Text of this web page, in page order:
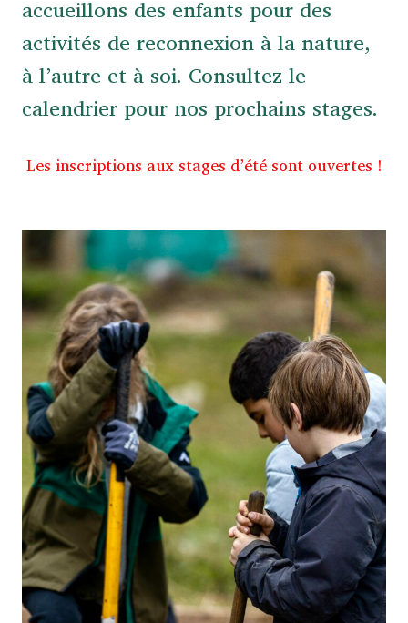
accueillons des enfants pour des
activités de reconnexion à la nature,
à l’autre et à soi. Consultez le
calendrier pour nos prochains stages.
Les inscriptions aux stages d’été sont ouvertes !